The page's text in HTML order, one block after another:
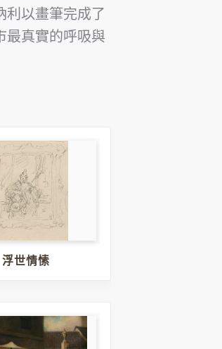
利以畫筆完成了
最真實的呼吸與
浮世情愫